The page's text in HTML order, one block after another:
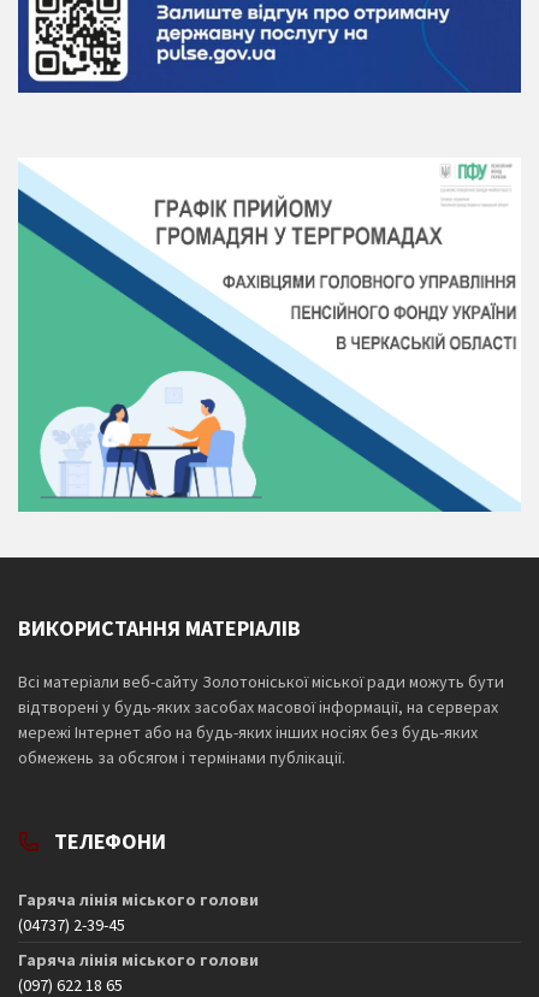
ВИКОРИСТАННЯ МАТЕРІАЛІВ
Всі матеріали веб-сайту Золотоніської міської ради можуть бути
відтворені у будь-яких засобах масової інформації, на серверах
мережі Інтернет або на будь-яких інших носіях без будь-яких
обмежень за обсягом і термінами публікації.
ТЕЛЕФОНИ
Гаряча лінія міського голови
(04737) 2-39-45
Гаряча лінія міського голови
(097) 622 18 65